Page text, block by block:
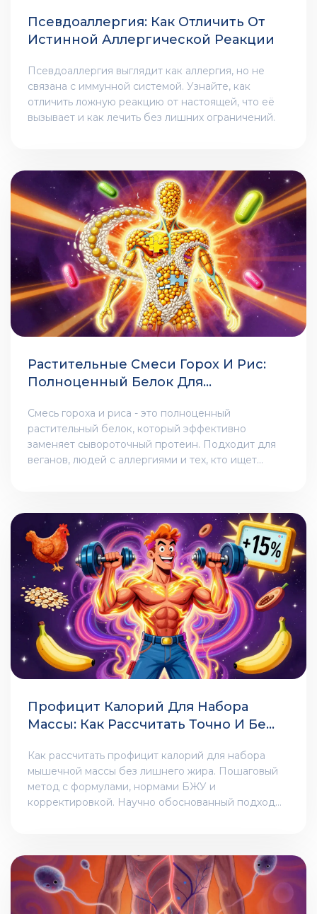
Псевдоаллергия: Как Отличить От
Истинной Аллергической Реакции
Псевдоаллергия выглядит как аллергия, но не
связана с иммунной системой. Узнайте, как
отличить ложную реакцию от настоящей, что её
вызывает и как лечить без лишних ограничений.
Растительные Смеси Горох И Рис:
Полноценный Белок Для
Основе
Смесь гороха и риса - это полноценный
растительный белок, который эффективно
заменяет сывороточный протеин. Подходит для
веганов, людей с аллергиями и тех, кто ищет
Профицит Калорий Для Набора
Массы: Как Рассчитать Точно И Без
Как рассчитать профицит калорий для набора
мышечной массы без лишнего жира. Пошаговый
метод с формулами, нормами БЖУ и
корректировкой. Научно обоснованный подход